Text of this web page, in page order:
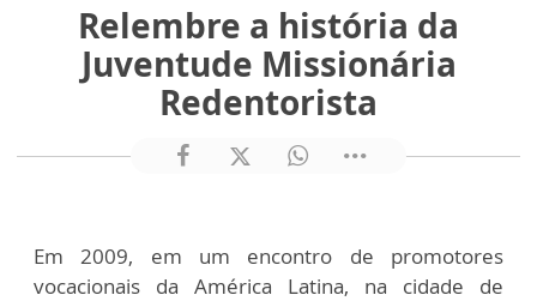
Relembre a história da
Juventude Missionária
Redentorista
Em 2009, em um encontro de promotores
vocacionais da América Latina, na cidade de